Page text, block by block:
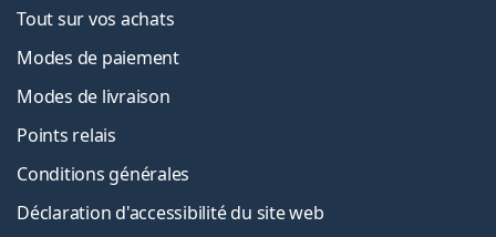
Tout sur vos achats
Modes de paiement
Modes de livraison
Points relais
Conditions générales
Déclaration d'accessibilité du site web